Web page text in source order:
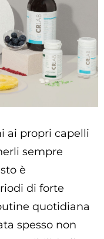
ai propri capelli
sempre
è
di forte
quotidiana
spesso non